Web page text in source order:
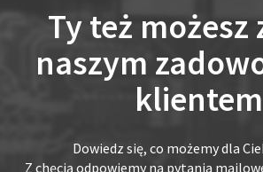
Ty też możesz
naszym
klientem
Dowiedz się, co możemy dla
Z chęcią odpowiemy na pytania